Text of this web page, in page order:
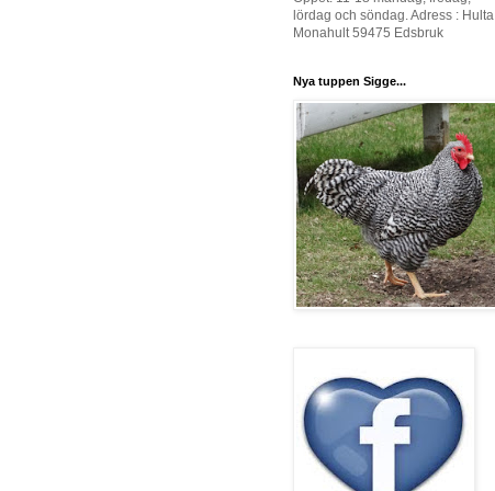
lördag och söndag. Adress : Hulta
Monahult 59475 Edsbruk
Nya tuppen Sigge...